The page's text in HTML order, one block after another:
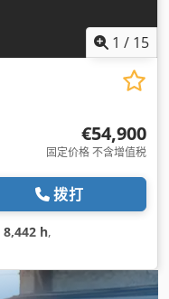
1 / 15
€54,900
固定价格 不含增值税
拨打
8,442 h,